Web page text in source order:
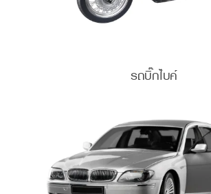
รถบิ๊กไบค์